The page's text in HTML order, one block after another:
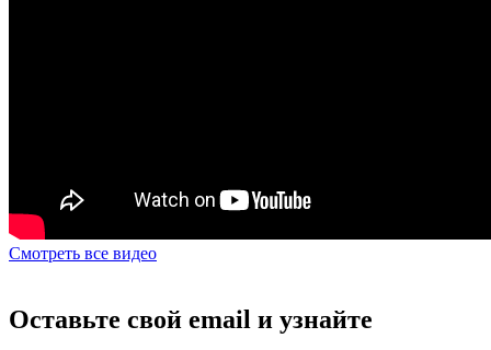
Смотреть все видео
Оставьте свой email и узнайте